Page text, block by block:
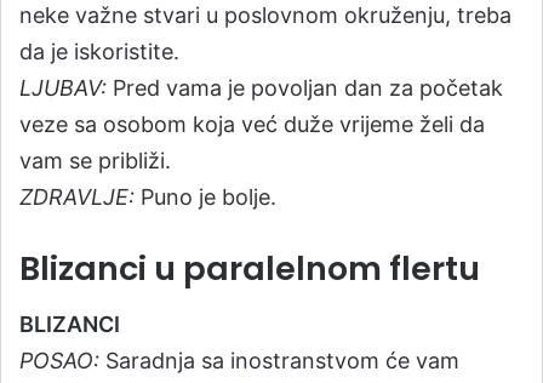
neke važne stvari u poslovnom okruženju, treba
da je iskoristite.
LJUBAV: Pred vama je povoljan dan za početak
veze sa osobom koja već duže vrijeme želi da
vam se približi.
ZDRAVLJE: Puno je bolje.
Blizanci u paralelnom flertu
BLIZANCI
POSAO: Saradnja sa inostranstvom će vam